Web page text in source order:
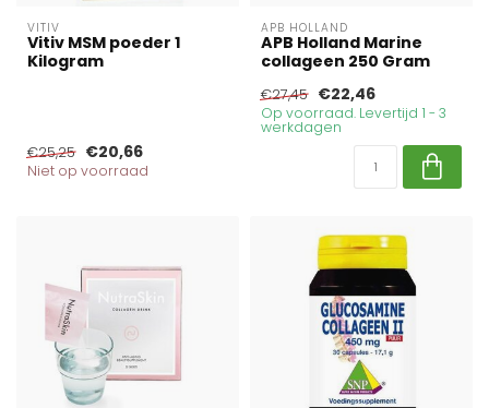
VITIV
Vitiv MSM poeder 1
Kilogram
€25,25 €20,66
Niet op voorraad
APB HOLLAND
APB Holland Marine
collageen 250 Gram
€27,45 €22,46
Op voorraad. Levertijd 1 - 3
werkdagen